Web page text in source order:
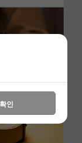
확인